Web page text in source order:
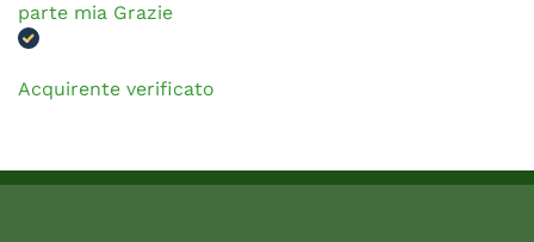
parte mia Grazie
Acquirente verificato